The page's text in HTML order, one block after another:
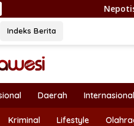
Nepotisme Kembali
Indeks Berita
Daerah Internasional
Kriminal Lifestyle